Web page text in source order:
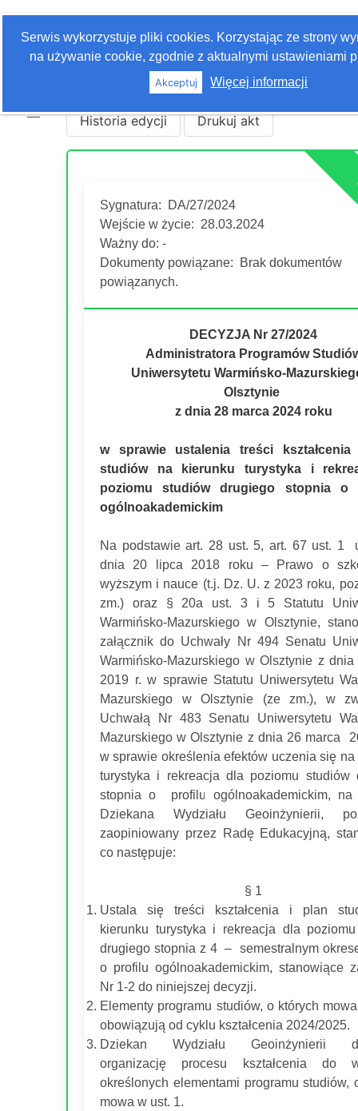
Serwis wykorzystuje pliki cookies. Korzystając ze strony
na używanie cookie, zgodnie z aktualnymi ustawieniami
Akceptuj Więcej informacji
Szukaj
Historia edycji Drukuj akt
Sygnatura:
DA/27/2024
Wejście w życie: 28.03.2024
Ważny do: -
Dokumenty powiązane:
Brak dokumentów
powiązanych.
DECYZJA Nr 27/2024
Administratora Programów
Uniwersytetu Warmińsko-
Olsztynie
z dnia 28 marca 2024 roku
w sprawie ustalenia treści
studiów na kierunku turystyka i
poziomu studiów drugiego stopnia
ogólnoakademickim
Na podstawie art. 28 ust. 5, art. 67 ust. 1
dnia 20 lipca 2018 roku – Prawo o
wyższym i nauce (t.j. Dz. U. z 2023 roku,
zm.) oraz § 20a ust. 3 i 5 Statutu
Warmińsko-Mazurskiego w Olsztynie,
załącznik do Uchwały Nr 494 Senatu
Warmińsko-Mazurskiego w Olsztynie z
2019 r. w sprawie Statutu Uniwersytetu
Mazurskiego w Olsztynie (ze zm.), w
Uchwałą Nr 483 Senatu Uniwersytetu
Mazurskiego w Olsztynie z dnia 26 marca
w sprawie określenia efektów uczenia się na
turystyka i rekreacja dla poziomu studiów
stopnia o profilu ogólnoakademickim, na
Dziekana Wydziału Geoinżynierii,
zaopiniowany przez Radę Edukacyjną,
co następuje:
§ 1
Ustala się treści kształcenia i plan
kierunku turystyka i rekreacja dla
drugiego stopnia z 4 – semestralnym
o profilu ogólnoakademickim, stanowiące
Nr 1-2 do niniejszej decyzji.
Elementy programu studiów, o których
obowiązują od cyklu kształcenia 2024/2025.
Dziekan Wydziału Geoinżynierii
organizację procesu kształcenia do
określonych elementami programu studiów,
mowa w ust. 1.